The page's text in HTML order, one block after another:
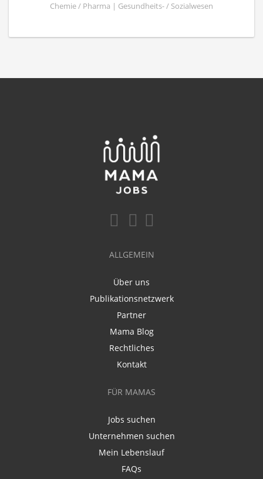
Chemie / Pharma | Gesundheits- / Sozialwesen
ALLGEMEIN
Über uns
Publikationsnetzwerk
Partner
Mama Blog
Rechtliches
Kontakt
FÜR MAMAS
Jobs suchen
Unternehmen suchen
Mein Lebenslauf
FAQs